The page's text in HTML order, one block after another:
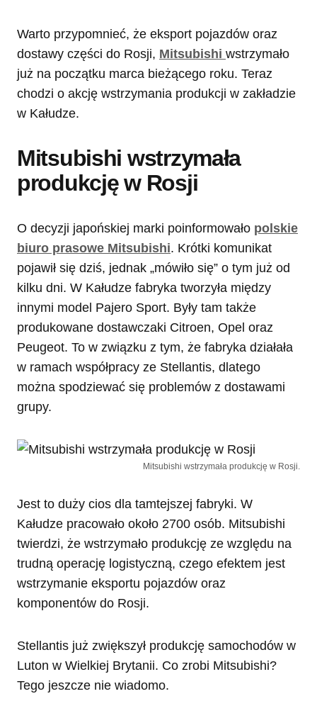
Warto przypomnieć, że eksport pojazdów oraz
dostawy części do Rosji, Mitsubishi wstrzymało
już na początku marca bieżącego roku. Teraz
chodzi o akcję wstrzymania produkcji w zakładzie
w Kałudze.
Mitsubishi wstrzymała
produkcję w Rosji
O decyzji japońskiej marki poinformowało polskie
biuro prasowe Mitsubishi. Krótki komunikat
pojawił się dziś, jednak „mówiło się” o tym już od
kilku dni. W Kałudze fabryka tworzyła między
innymi model Pajero Sport. Były tam także
produkowane dostawczaki Citroen, Opel oraz
Peugeot. To w związku z tym, że fabryka działała
w ramach współpracy ze Stellantis, dlatego
można spodziewać się problemów z dostawami
grupy.
Mitsubishi wstrzymała produkcję w Rosji.
Jest to duży cios dla tamtejszej fabryki. W
Kałudze pracowało około 2700 osób. Mitsubishi
twierdzi, że wstrzymało produkcję ze względu na
trudną operację logistyczną, czego efektem jest
wstrzymanie eksportu pojazdów oraz
komponentów do Rosji.
Stellantis już zwiększył produkcję samochodów w
Luton w Wielkiej Brytanii. Co zrobi Mitsubishi?
Tego jeszcze nie wiadomo.